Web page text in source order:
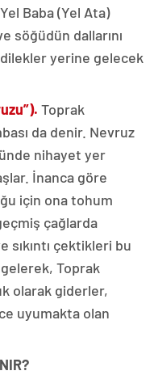
Baba (Yel Ata)
söğüdün dallarını
yerine gelecek
Toprak
da denir. Nevruz
nihayet yer
İnanca göre
için ona tohum
çağlarda
sıkıntı çektikleri bu
Toprak
olarak giderler,
uyumakta olan